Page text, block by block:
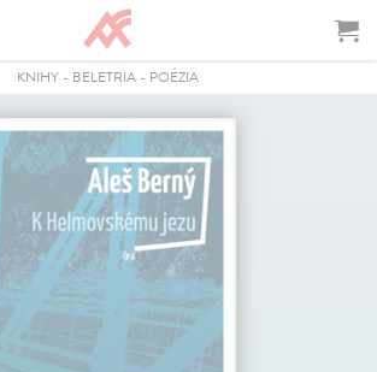
KNIHY- BELETRIA- POÉZIA